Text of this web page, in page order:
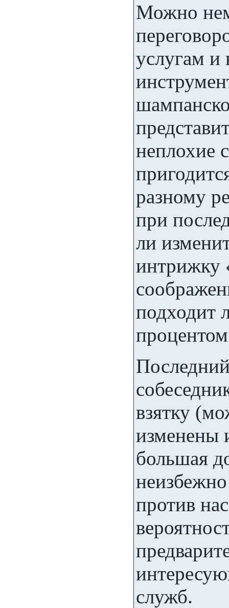
Можно
услугам и
неплохие
разному
при
ли
интрижку
подходит
взятку
изменены
большая
против
служб.